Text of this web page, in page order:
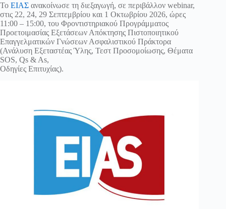
Το ΕΙΑΣ ανακοίνωσε τη διεξαγωγή, σε περιβάλλον webinar,
στις 22, 24, 29 Σεπτεμβρίου και 1 Οκτωβρίου 2026, ώρες
11:00 – 15:00, του Φροντιστηριακού Προγράμματος
Προετοιμασίας Εξετάσεων Απόκτησης Πιστοποιητικού
Επαγγελματικών Γνώσεων Ασφαλιστικού Πράκτορα
(Ανάλυση Εξεταστέας Ύλης, Τεστ Προσομοίωσης, Θέματα
SOS, Qs & As,
Οδηγίες Επιτυχίας).